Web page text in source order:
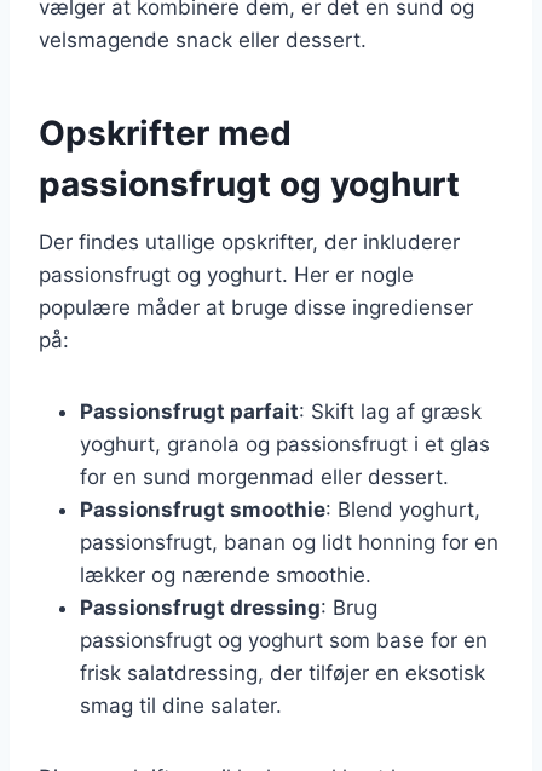
vælger at kombinere dem, er det en sund og
velsmagende snack eller dessert.
Opskrifter med
passionsfrugt og yoghurt
Der findes utallige opskrifter, der inkluderer
passionsfrugt og yoghurt. Her er nogle
populære måder at bruge disse ingredienser
på:
Passionsfrugt parfait: Skift lag af græsk
yoghurt, granola og passionsfrugt i et glas
for en sund morgenmad eller dessert.
Passionsfrugt smoothie: Blend yoghurt,
passionsfrugt, banan og lidt honning for en
lækker og nærende smoothie.
Passionsfrugt dressing: Brug
passionsfrugt og yoghurt som base for en
frisk salatdressing, der tilføjer en eksotisk
smag til dine salater.